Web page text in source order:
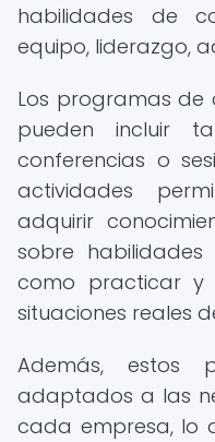
habilidades de
equipo, liderazgo,
Los programas
pueden incluir
conferencias o
actividades
adquirir
sobre
como practicar y
situaciones reales
Además, estos
adaptados a las
cada empresa, lo